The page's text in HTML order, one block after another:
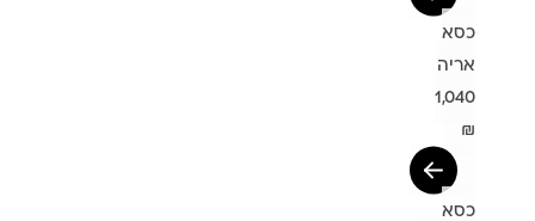
כסא
אריה
1,040
₪
כסא